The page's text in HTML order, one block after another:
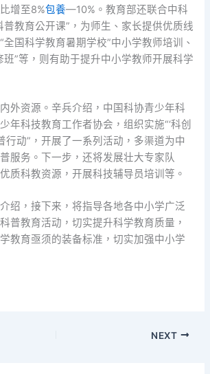
增至8%包養—10%。教育部还联合中科
普教育公开课”，为师生、家长提供优质线
全国科学教育暑期学校”中小学教师培训、
班”等，则有助于提升中小学教师开展科学
外资源。辛兵介绍，中国科协青少年科
年科技教育工作者协会，组织实施“‘科创
行动”，开展了一系列活动，多渠道为中
服务。下一步，还将发展壮大专家队
质科教资源，开展科技辅导员培训等。
绍，接下来，将指导各地各中小学广泛
普教育活动，切实提升科学教育质量，
教育亟须的装备标准，切实加强中小学
NEXT